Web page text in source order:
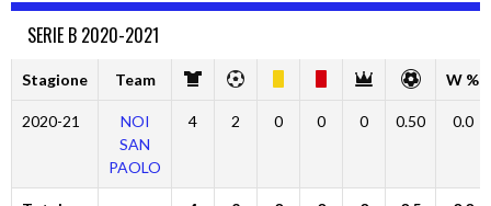
SERIE B 2020-2021
Stagione Team W %
2020-21
NOI
SAN
PAOLO
4 2 0 0 0 0.50 0.0